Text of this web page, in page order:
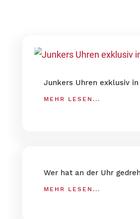
Junkers Uhren exklusiv
MEHR LESEN...
Wer hat an der Uhr
MEHR LESEN...